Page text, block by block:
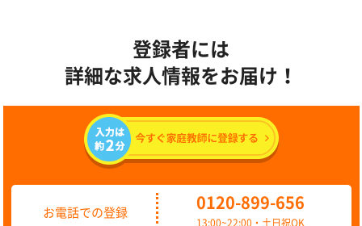
登録者には
詳細な求人情報をお届け！
お電話での登録
0120-899-656
13:00~22:00・土日祝OK